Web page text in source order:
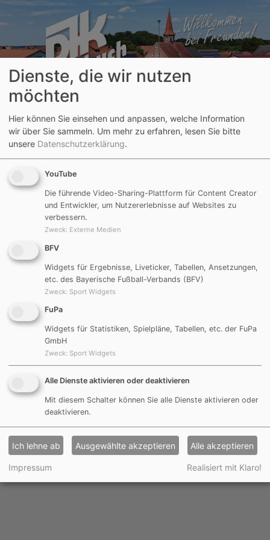
Aktuelle Seite:
Möchten Sie vonBFVbereitgestellte externe Inhalte laden?
Um diesem Dienst dauerhaft zuzustimmen, müssen Sie
Datenschutzerklärung
Sitemap
Login
Instagram
© Copyright 2026 DJK Göggelsbuch-Lampersdorf e. V.
Dienste, die wir nutzen
möchten
Hier können Sie einsehen und anpassen, welche Information
wir über Sie sammeln. Um mehr zu erfahren, lesen Sie bitte
unsere Datenschutzerklärung.
YouTube
Die führende Video-Sharing-Plattform für Content Creator
und Entwickler, um Nutzererlebnisse auf Websites zu
verbessern.
Zweck: Externe Medien
BFV
Widgets für Ergebnisse, Liveticker, Tabellen, Ansetzungen,
etc. des Bayerische Fußball-Verbands (BFV)
Zweck: Sport Widgets
FuPa
Widgets für Statistiken, Spielpläne, Tabellen, etc. der FuPa
GmbH
Zweck: Sport Widgets
Alle Dienste aktivieren oder deaktivieren
Mit diesem Schalter können Sie alle Dienste aktivieren oder
deaktivieren.
Ich lehne ab Ausgewählte akzeptieren Alle akzeptieren
Impressum Realisiert mit Klaro!